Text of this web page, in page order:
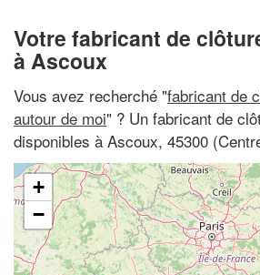
Votre fabricant de
à Ascoux
Vous avez recherché "fabricant de
autour de moi" ? Un fabricant de
disponibles à Ascoux, 45300
+
−